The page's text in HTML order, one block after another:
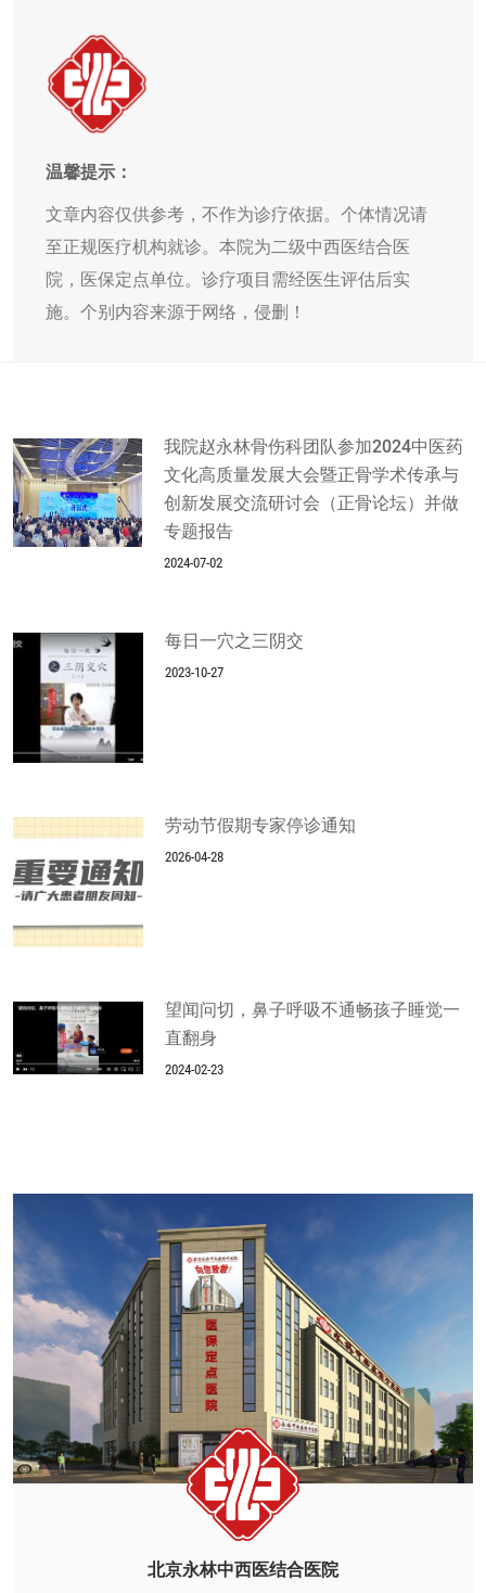
温馨提示：
文章内容仅供参考，不作为诊疗依据。个体情况请
至正规医疗机构就诊。本院为二级中西医结合医
院，医保定点单位。诊疗项目需经医生评估后实
施。个别内容来源于网络，侵删！
我院赵永林骨伤科团队参加2024中医药
文化高质量发展大会暨正骨学术传承与
创新发展交流研讨会（正骨论坛）并做
专题报告
2024-07-02
每日一穴之三阴交
2023-10-27
劳动节假期专家停诊通知
2026-04-28
望闻问切，鼻子呼吸不通畅孩子睡觉一
直翻身
2024-02-23
北京永林中西医结合医院